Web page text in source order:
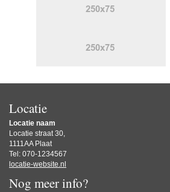
Locatie
Locatie naam
Locatie straat 30,
1111AA Plaat
Tel: 070-1234567
locatie-website.nl
Nog meer info?